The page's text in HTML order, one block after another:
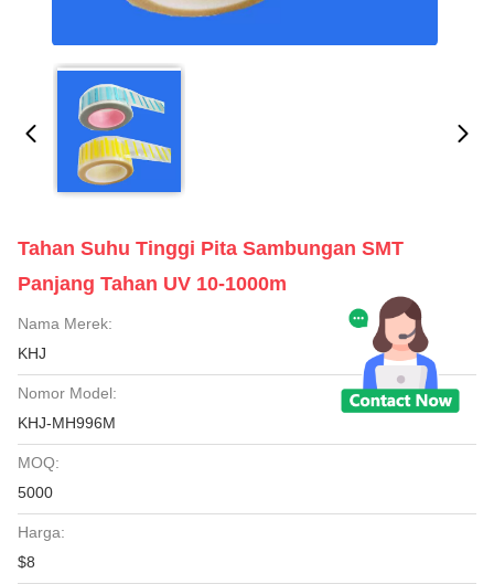
Tahan Suhu Tinggi Pita Sambungan SMT
Panjang Tahan UV 10-1000m
Nama Merek:
KHJ
Nomor Model:
KHJ-MH996M
MOQ:
5000
Harga:
$8